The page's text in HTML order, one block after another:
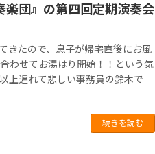
楽団』の第四回定期演奏会
きたので、息子が帰宅直後にお風
わせてお湯はり開始！！という気
上遅れて悲しい事務員の鈴木で
続きを読む